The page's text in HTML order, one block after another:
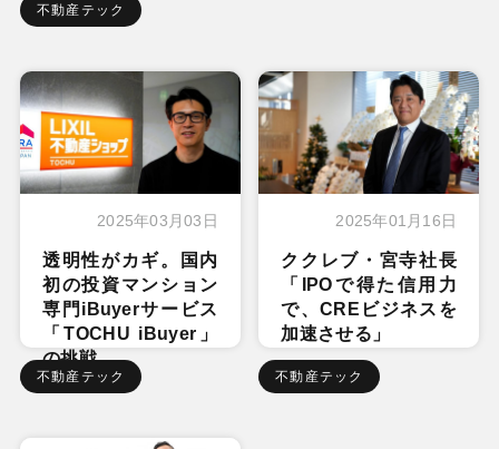
不動産テック
2025年03月03日
透明性がカギ。国内
初の投資マンション
専門iBuyerサービス
「TOCHU iBuyer」
の挑戦
不動産テック
2025年01月16日
ククレブ・宮寺社長
「IPOで得た信用力
で、CREビジネスを
加速させる」
不動産テック